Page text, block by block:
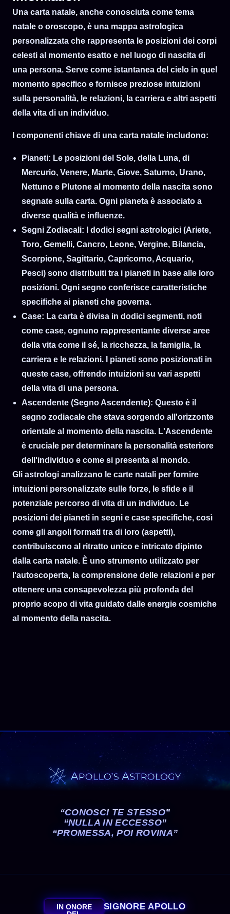
8
[10 A.M]
[1 P.M]
[2 P.M]
15
17 [5 P.M]
18 [6 P.M]
19
[7 P.M]
20
[8 P.M]
21 [9 P.M]
22
23 [11 P.M]
Una carta natale, anche conosciuta come tema
natale o oroscopo, è una mappa astrologica
personalizzata che rappresenta le posizioni dei corpi
celesti al momento esatto e nel luogo di nascita di
una persona. Serve come istantanea del cielo in quel
momento specifico e fornisce preziose intuizioni
sulla personalità, le relazioni, la carriera e altri aspetti
della vita di un individuo.
I componenti chiave di una carta natale includono:
Pianeti: Le posizioni del Sole, della Luna, di
Mercurio, Venere, Marte, Giove, Saturno, Urano,
Nettuno e Plutone al momento della nascita sono
segnate sulla carta. Ogni pianeta è associato a
diverse qualità e influenze.
Segni Zodiacali: I dodici segni astrologici (Ariete,
Toro, Gemelli, Cancro, Leone, Vergine, Bilancia,
Scorpione, Sagittario, Capricorno, Acquario,
Pesci) sono distribuiti tra i pianeti in base alle loro
posizioni. Ogni segno conferisce caratteristiche
specifiche ai pianeti che governa.
Case: La carta è divisa in dodici segmenti, noti
come case, ognuno rappresentante diverse aree
della vita come il sé, la ricchezza, la famiglia, la
carriera e le relazioni. I pianeti sono posizionati in
queste case, offrendo intuizioni su vari aspetti
della vita di una persona.
Ascendente (Segno Ascendente): Questo è il
segno zodiacale che stava sorgendo all'orizzonte
orientale al momento della nascita. L'Ascendente
è cruciale per determinare la personalità esteriore
dell'individuo e come si presenta al mondo.
Gli astrologi analizzano le carte natali per fornire
intuizioni personalizzate sulle forze, le sfide e il
potenziale percorso di vita di un individuo. Le
posizioni dei pianeti in segni e case specifiche, così
come gli angoli formati tra di loro (aspetti),
contribuiscono al ritratto unico e intricato dipinto
dalla carta natale. È uno strumento utilizzato per
l'autoscoperta, la comprensione delle relazioni e per
ottenere una consapevolezza più profonda del
proprio scopo di vita guidato dalle energie cosmiche
al momento della nascita.
“CONOSCI TE STESSO”
“NULLA IN ECCESSO”
“PROMESSA, POI ROVINA”
IN ONORE
SIGNORE APOLLO